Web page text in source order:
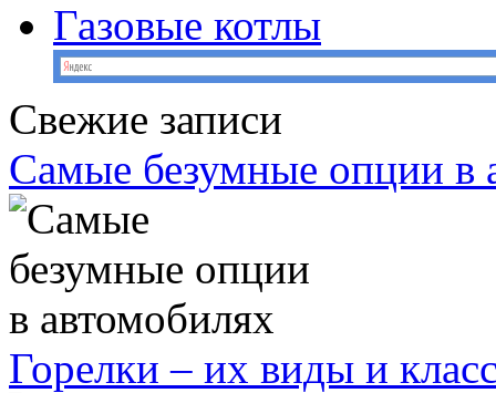
Газовые котлы
Свежие записи
Самые безумные опции в
Горелки – их виды и